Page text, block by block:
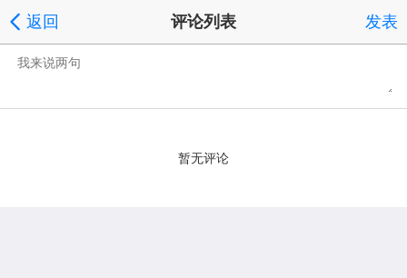
返回 评论列表 发表
暂无评论